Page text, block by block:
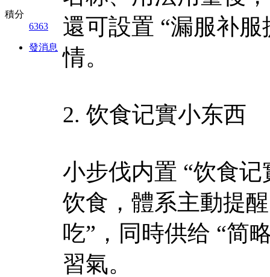
積分
6363
發消息
還可設置 “漏服补
情。​
2. 饮食记實小东西​
小步伐内置 “饮食
饮食，體系主動提
吃”，同時供给 “简
習氣。​